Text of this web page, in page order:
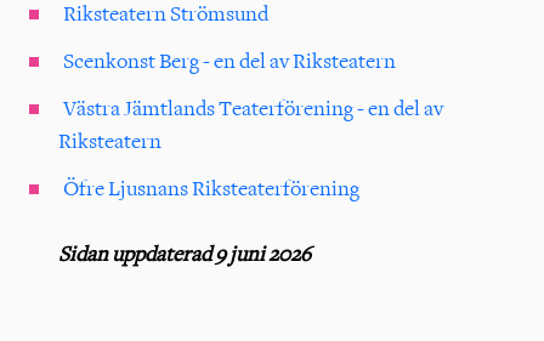
Riksteatern Strömsund
Scenkonst Berg - en del av Riksteatern
Västra Jämtlands Teaterförening - en del av
Riksteatern
Öfre Ljusnans Riksteaterförening
Sidan uppdaterad 9 juni 2026